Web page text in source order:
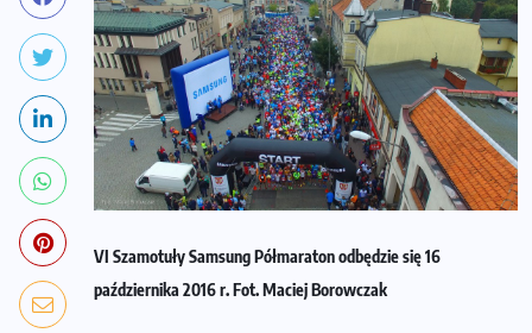
VI Szamotuły Samsung Półmaraton odbędzie się 16
października 2016 r. Fot. Maciej Borowczak